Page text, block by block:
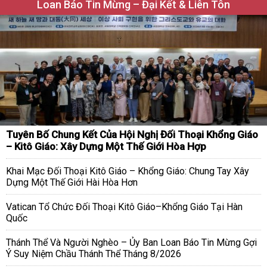
Loan Báo Tin Mừng – Đại Kết & Liên Tôn
Tuyên Bố Chung Kết Của Hội Nghị Đối Thoại Khổng Giáo
– Kitô Giáo: Xây Dựng Một Thế Giới Hòa Hợp
Khai Mạc Đối Thoại Kitô Giáo – Khổng Giáo: Chung Tay Xây
Dựng Một Thế Giới Hài Hòa Hơn
Vatican Tổ Chức Đối Thoại Kitô Giáo–Khổng Giáo Tại Hàn
Quốc
Thánh Thể Và Người Nghèo – Ủy Ban Loan Báo Tin Mừng Gợi
Ý Suy Niệm Chầu Thánh Thể Tháng 8/2026